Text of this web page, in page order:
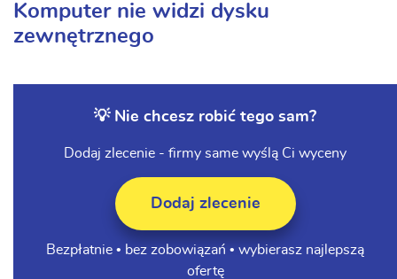
Komputer nie widzi dysku
zewnętrznego
💡 Nie chcesz robić tego sam?
Dodaj zlecenie - firmy same wyślą Ci wyceny
Dodaj zlecenie
Bezpłatnie • bez zobowiązań • wybierasz najlepszą
ofertę